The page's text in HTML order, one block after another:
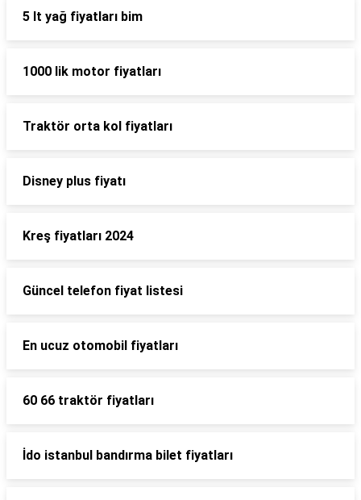
5 lt yağ fiyatları bim
1000 lik motor fiyatları
Traktör orta kol fiyatları
Disney plus fiyatı
Kreş fiyatları 2024
Güncel telefon fiyat listesi
En ucuz otomobil fiyatları
60 66 traktör fiyatları
İdo istanbul bandırma bilet fiyatları